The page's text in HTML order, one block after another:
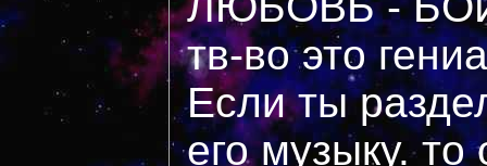
тв-во это
Если ты
его музыку. то